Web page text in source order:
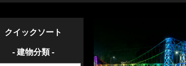
クイックソート
- 建物分類 -